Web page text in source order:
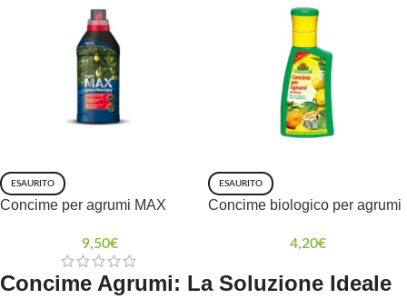
ESAURITO
Concime per agrumi MAX
9,50€
ESAURITO
Concime biologico per agrumi
4,20€
Concime Agrumi: La Soluzione Ideale